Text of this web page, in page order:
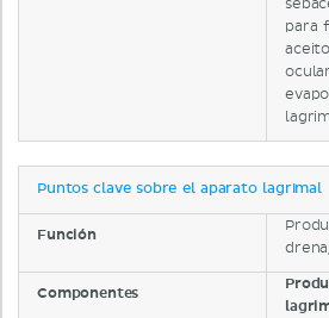
para
Puntos clave sobre el aparato lagrimal
Función
Componentes